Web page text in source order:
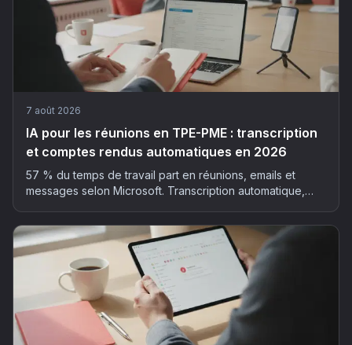
7 août 2026
IA pour les réunions en TPE-PME : transcription
et comptes rendus automatiques en 2026
57 % du temps de travail part en réunions, emails et
messages selon Microsoft. Transcription automatique,
outils pour déployer l'IA dans vos réunions, sans faux pas
RGPD.